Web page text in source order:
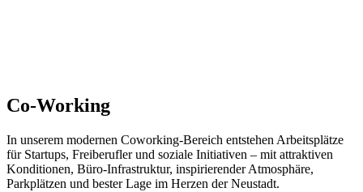
Co-Working
In unserem modernen Coworking-Bereich entstehen Arbeitsplätze
für Startups, Freiberufler und soziale Initiativen – mit attraktiven
Konditionen, Büro-Infrastruktur, inspirierender Atmosphäre,
Parkplätzen und bester Lage im Herzen der Neustadt.